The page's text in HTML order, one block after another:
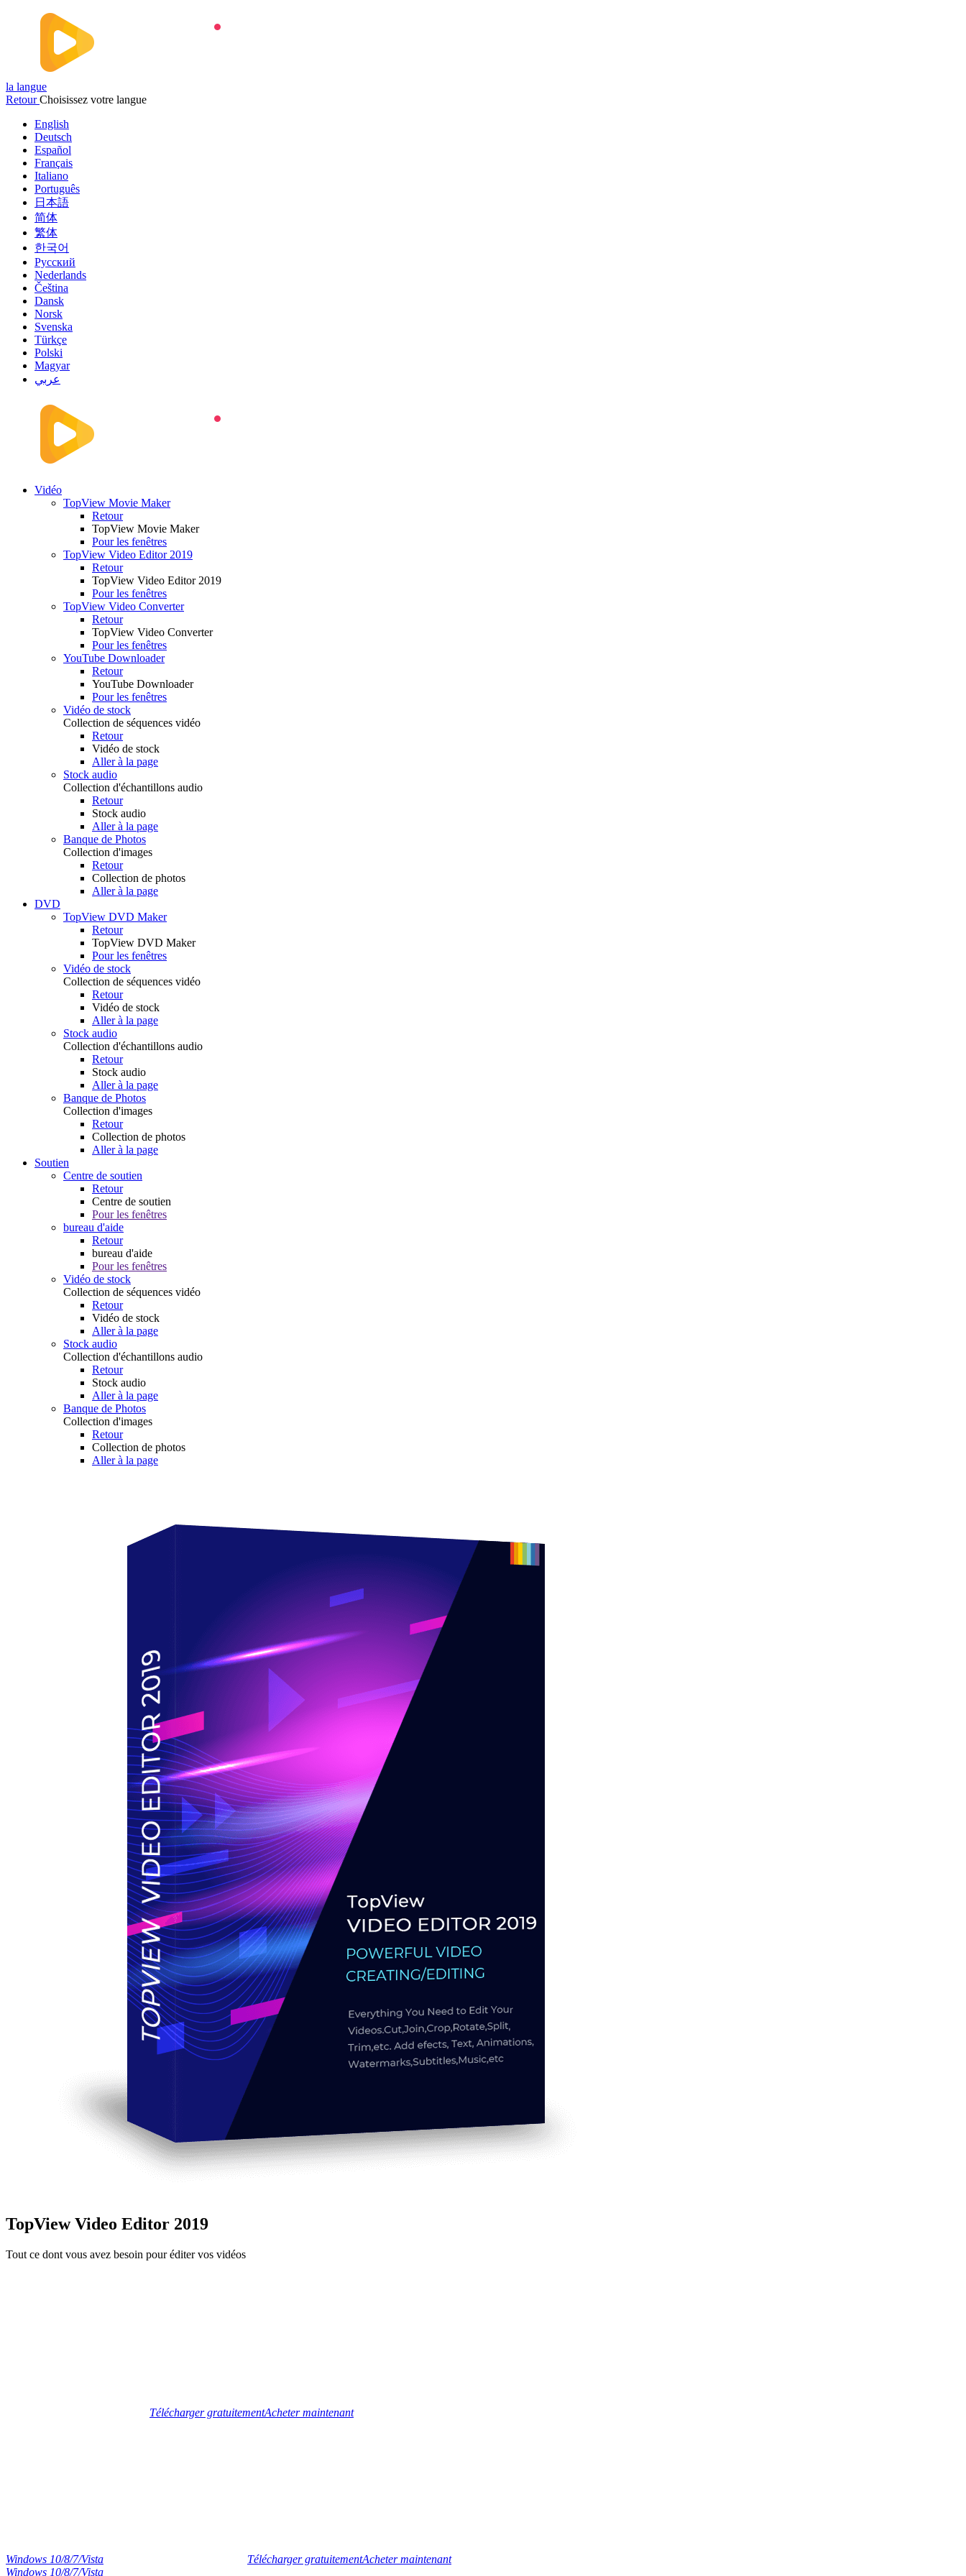
la langue
Retour Choisissez votre langue
English
Deutsch
Español
Français
Italiano
Português
日本語
简体
繁体
한국어
Русский
Nederlands
Čeština
Dansk
Norsk
Svenska
Türkçe
Polski
Magyar
عربي
Vidéo
TopView Movie Maker
Retour
TopView Movie Maker
Pour les fenêtres
TopView Video Editor 2019
Retour
TopView Video Editor 2019
Pour les fenêtres
TopView Video Converter
Retour
TopView Video Converter
Pour les fenêtres
YouTube Downloader
Retour
YouTube Downloader
Pour les fenêtres
Vidéo de stock
Collection de séquences vidéo
Retour
Vidéo de stock
Aller à la page
Stock audio
Collection d'échantillons audio
Retour
Stock audio
Aller à la page
Banque de Photos
Collection d'images
Retour
Collection de photos
Aller à la page
DVD
TopView DVD Maker
Retour
TopView DVD Maker
Pour les fenêtres
Vidéo de stock
Collection de séquences vidéo
Retour
Vidéo de stock
Aller à la page
Stock audio
Collection d'échantillons audio
Retour
Stock audio
Aller à la page
Banque de Photos
Collection d'images
Retour
Collection de photos
Aller à la page
Soutien
Centre de soutien
Retour
Centre de soutien
Pour les fenêtres
bureau d'aide
Retour
bureau d'aide
Pour les fenêtres
Vidéo de stock
Collection de séquences vidéo
Retour
Vidéo de stock
Aller à la page
Stock audio
Collection d'échantillons audio
Retour
Stock audio
Aller à la page
Banque de Photos
Collection d'images
Retour
Collection de photos
Aller à la page
TopView Video Editor 2019
Tout ce dont vous avez besoin pour éditer vos vidéos
Télécharger gratuitementAcheter maintenant
Windows 10/8/7/Vista Télécharger gratuitementAcheter maintenant
Windows 10/8/7/Vista